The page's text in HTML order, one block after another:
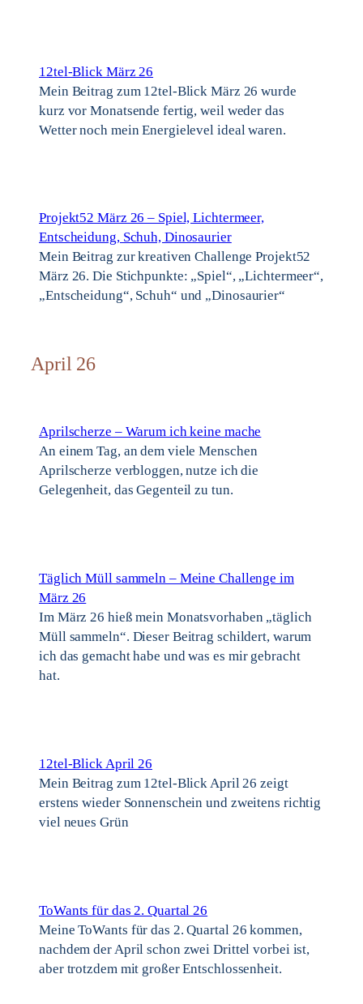
12tel-Blick März 26
Mein Beitrag zum 12tel-Blick März 26 wurde
kurz vor Monatsende fertig, weil weder das
Wetter noch mein Energielevel ideal waren.
Projekt52 März 26 – Spiel, Lichtermeer,
Entscheidung, Schuh, Dinosaurier
Mein Beitrag zur kreativen Challenge Projekt52
März 26. Die Stichpunkte: „Spiel“, „Lichtermeer“,
„Entscheidung“, Schuh“ und „Dinosaurier“
April 26
Aprilscherze – Warum ich keine mache
An einem Tag, an dem viele Menschen
Aprilscherze verbloggen, nutze ich die
Gelegenheit, das Gegenteil zu tun.
Täglich Müll sammeln – Meine Challenge im
März 26
Im März 26 hieß mein Monatsvorhaben „täglich
Müll sammeln“. Dieser Beitrag schildert, warum
ich das gemacht habe und was es mir gebracht
hat.
12tel-Blick April 26
Mein Beitrag zum 12tel-Blick April 26 zeigt
erstens wieder Sonnenschein und zweitens richtig
viel neues Grün
ToWants für das 2. Quartal 26
Meine ToWants für das 2. Quartal 26 kommen,
nachdem der April schon zwei Drittel vorbei ist,
aber trotzdem mit großer Entschlossenheit.